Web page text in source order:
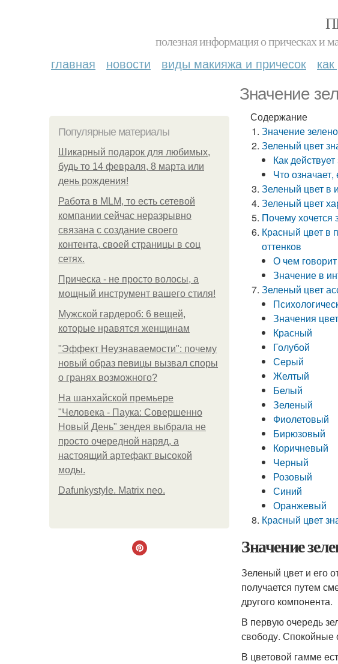
полезная информация о прическах и
главная новости виды макияжа и причесок
Значение
Популярные материалы
Шикарный подарок для любимых,
будь то 14 февраля, 8 марта или
день рождения!
Работа в MLM, то есть сетевой
компании сейчас неразрывно
связана с создание своего
контента, своей страницы в соц
сетях.
Прическа - не просто волосы, а
мощный инструмент вашего стиля!
Мужской гардероб: 6 вещей,
которые нравятся женщинам
"Эффект Неузнаваемости": почему
новый образ певицы вызвал споры
о гранях возможного?
На шанхайской премьере
"Человека - Паука: Совершенно
Новый День" зендея выбрала не
просто очередной наряд, а
настоящий артефакт высокой
моды.
Dafunkystyle. Matrix neo.
Содержание
Значение
Зеленый цвет
Как
Что
Зеленый цвет в
Зеленый цвет
Почему хочется
Красный цвет в
оттенков
О чем
Значение в
Зеленый цвет
Значения
Красный
Голубой
Серый
Желтый
Белый
Зеленый
Фиолетовый
Бирюзовый
Коричневый
Черный
Розовый
Синий
Оранжевый
Красный цвет
Значение
Зеленый цвет и его
получается путем
другого компонента.
В первую очередь
свободу. Спокойные
В цветовой гамме